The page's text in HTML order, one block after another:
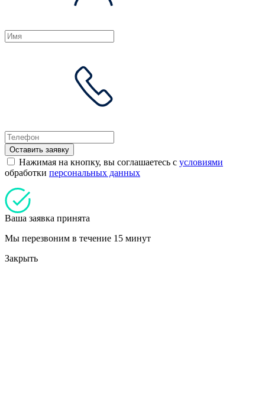
Оставить заявку
Нажимая на кнопку, вы соглашаетесь с условиями
обработки персональных данных
Ваша заявка принята
Мы перезвоним в течение 15 минут
Закрыть